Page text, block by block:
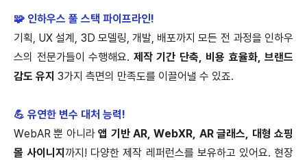
🧩 인하우스 풀 스택 파이프라인!
기획, UX 설계, 3D 모델링, 개발, 배포까지 모든 전 과정을 인하우
스의 전문가들이 수행해요. 제작 기간 단축, 비용 효율화, 브랜드
감도 유지 3가지 측면의 만족도를 이끌어낼 수 있죠.
💪 유연한 변수 대처 능력!
WebAR 뿐 아니라앱 기반 AR, WebXR, AR 글래스, 대형 쇼핑
몰 사이니지 까지! 다양한 제작 레퍼런스를 보유하고 있어요. 현장